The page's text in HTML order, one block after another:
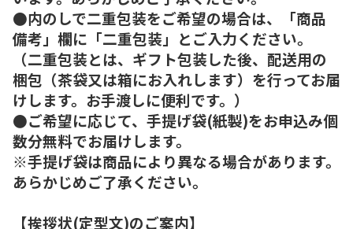
●内のしで二重包装をご希望の場合は、「商品
備考」欄に「二重包装」とご入力ください。
（二重包装とは、ギフト包装した後、配送用の
梱包（茶袋又は箱にお入れします）を行ってお届
けします。お手渡しに便利です。）
●ご希望に応じて、手提げ袋(紙製)をお申込み個
数分無料でお届けします。
※手提げ袋は商品により異なる場合があります。
あらかじめご了承ください。
【挨拶状(定型文)のご案内】